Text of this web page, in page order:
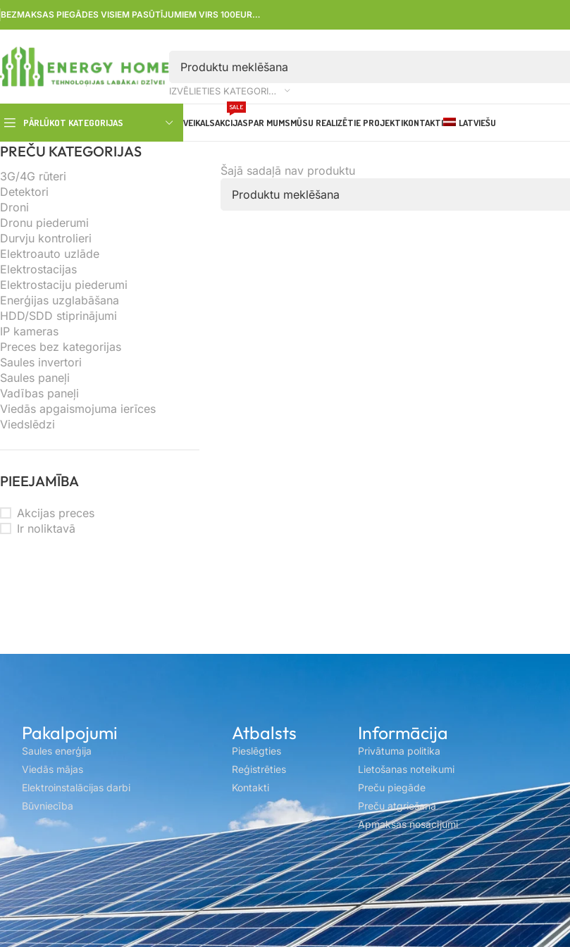
BEZMAKSAS PIEGĀDES VISIEM PASŪTĪJUMIEM VIRS 100EUR…
IZVĒLIETIES KATEGORIJU
PĀRLŪKOT KATEGORIJAS VEIKALSAKCIJAS
SALE
PAR MUMSMŪSU REALIZĒTIE PROJEKTIKONTAKTI LATVIEŠU
PREČU KATEGORIJAS
3G/4G rūteri
Detektori
Droni
Dronu piederumi
Durvju kontrolieri
Elektroauto uzlāde
Elektrostacijas
Elektrostaciju piederumi
Enerģijas uzglabāšana
HDD/SDD stiprinājumi
IP kameras
Preces bez kategorijas
Saules invertori
Saules paneļi
Vadības paneļi
Viedās apgaismojuma ierīces
Viedslēdzi
PIEEJAMĪBA
Akcijas preces
Ir noliktavā
Šajā sadaļā nav produktu
Pakalpojumi
Saules enerģija
Viedās mājas
Elektroinstalācijas darbi
Būvniecība
Atbalsts
Pieslēgties
Reģistrēties
Kontakti
Informācija
Privātuma politika
Lietošanas noteikumi
Preču piegāde
Preču atgriešana
Apmaksas nosacījumi